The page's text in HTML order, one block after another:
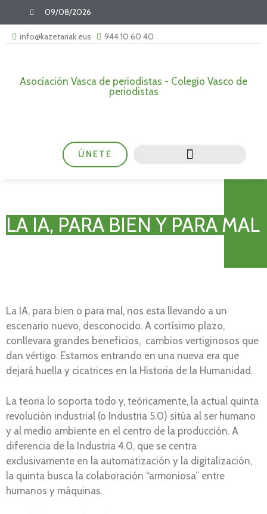
09/08/2026
info@kazetariak.eus 944 10 60 40
Asociación Vasca de periodistas - Colegio Vasco de
periodistas
ÚNETE
LA IA, PARA BIEN Y PARA MAL
La IA, para bien o para mal, nos esta llevando a un
escenario nuevo, desconocido. A cortísimo plazo,
conllevara grandes beneficios, cambios vertiginosos que
dan vértigo. Estamos entrando en una nueva era que
dejará huella y cicatrices en la Historia de la Humanidad.
La teoria lo soporta todo y, teóricamente, la actual quinta
revolución industrial (o Industria 5.0) sitúa al ser humano
y al medio ambiente en el centro de la producción. A
diferencia de la Industria 4.0, que se centra
exclusivamente en la automatización y la digitalización,
la quinta busca la colaboración “armoniosa” entre
humanos y máquinas.